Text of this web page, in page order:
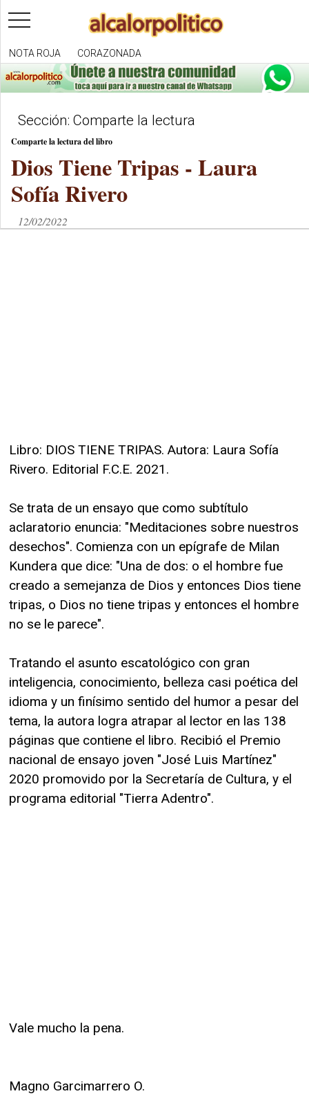
toggle
navigation
NOTA ROJA CORAZONADA
Sección: Comparte la lectura
Comparte la lectura del libro
Dios Tiene Tripas - Laura
Sofía Rivero
12/02/2022
Libro: DIOS TIENE TRIPAS. Autora: Laura Sofía
Rivero. Editorial F.C.E. 2021.
Se trata de un ensayo que como subtítulo
aclaratorio enuncia: "Meditaciones sobre nuestros
desechos". Comienza con un epígrafe de Milan
Kundera que dice: "Una de dos: o el hombre fue
creado a semejanza de Dios y entonces Dios tiene
tripas, o Dios no tiene tripas y entonces el hombre
no se le parece".
Tratando el asunto escatológico con gran
inteligencia, conocimiento, belleza casi poética del
idioma y un finísimo sentido del humor a pesar del
tema, la autora logra atrapar al lector en las 138
páginas que contiene el libro. Recibió el Premio
nacional de ensayo joven "José Luis Martínez"
2020 promovido por la Secretaría de Cultura, y el
programa editorial "Tierra Adentro".
Vale mucho la pena.
Magno Garcimarrero O.